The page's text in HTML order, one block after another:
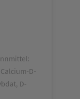
D-
D-